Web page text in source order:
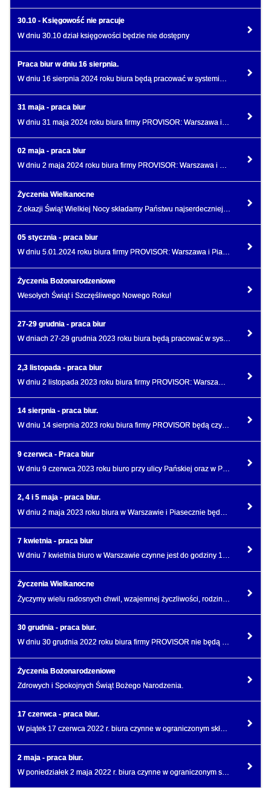
30.10 - Księgowość nie pracuje
W dniu 30.10 dział księgowości będzie nie dostępny
Praca biur w dniu 16 sierpnia.
W dniu 16 sierpnia 2024 roku biura będą pracować w systemie dyżurów z ograniczoną obsadą.
31 maja - praca biur
02 maja - praca biur
W dniu 2 maja 2024 roku biura firmy PROVISOR: Warszawa i Piaseczno będą pracować w systemie dyżurów
Życzenia Wielkanocne
05 stycznia - praca biur
W dniu 5.01.2024 roku biura firmy PROVISOR: Warszawa i Piaseczno będą nieczynne.
Życzenia Bożonarodzeniowe
Wesołych Świąt i Szczęśliwego Nowego Roku!
27-29 grudnia - praca biur
W dniach 27-29 grudnia 2023 roku biura będą pracować w systemie dyżurów z ograniczoną obsadą.
2,3 listopada - praca biur
W dniu 2 listopada 2023 roku biura firmy PROVISOR: Warszawa i Piaseczno będą nieczynne.
14 sierpnia - praca biur.
W dniu 14 sierpnia 2023 roku biura firmy PROVISOR będą czynne w systemie dyżurów z niepełną obsadą.
9 czerwca - Praca biur
W dniu 9 czerwca 2023 roku biuro przy ulicy Pańskiej oraz w Piasecznie otwarte są w trybie dyżurowym
2, 4 i 5 maja - praca biur.
7 kwietnia - praca biur
W dniu 7 kwietnia biuro w Warszawie czynne jest do godziny 14:00.
Życzenia Wielkanocne
30 grudnia - praca biur.
W dniu 30 grudnia 2022 roku biura firmy PROVISOR nie będą nieczynne.
Życzenia Bożonarodzeniowe
Zdrowych i Spokojnych Świąt Bożego Narodzenia.
17 czerwca - praca biur.
W piątek 17 czerwca 2022 r. biura czynne w ograniczonym składzie osobowym do godz. 13:00.
2 maja - praca biur.
W poniedziałek 2 maja 2022 r. biura czynne w ograniczonym składzie osobowym do godz. 16:00.